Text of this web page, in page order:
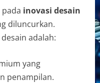
inovasi desain
diluncurkan.
adalah:
yang
penampilan.